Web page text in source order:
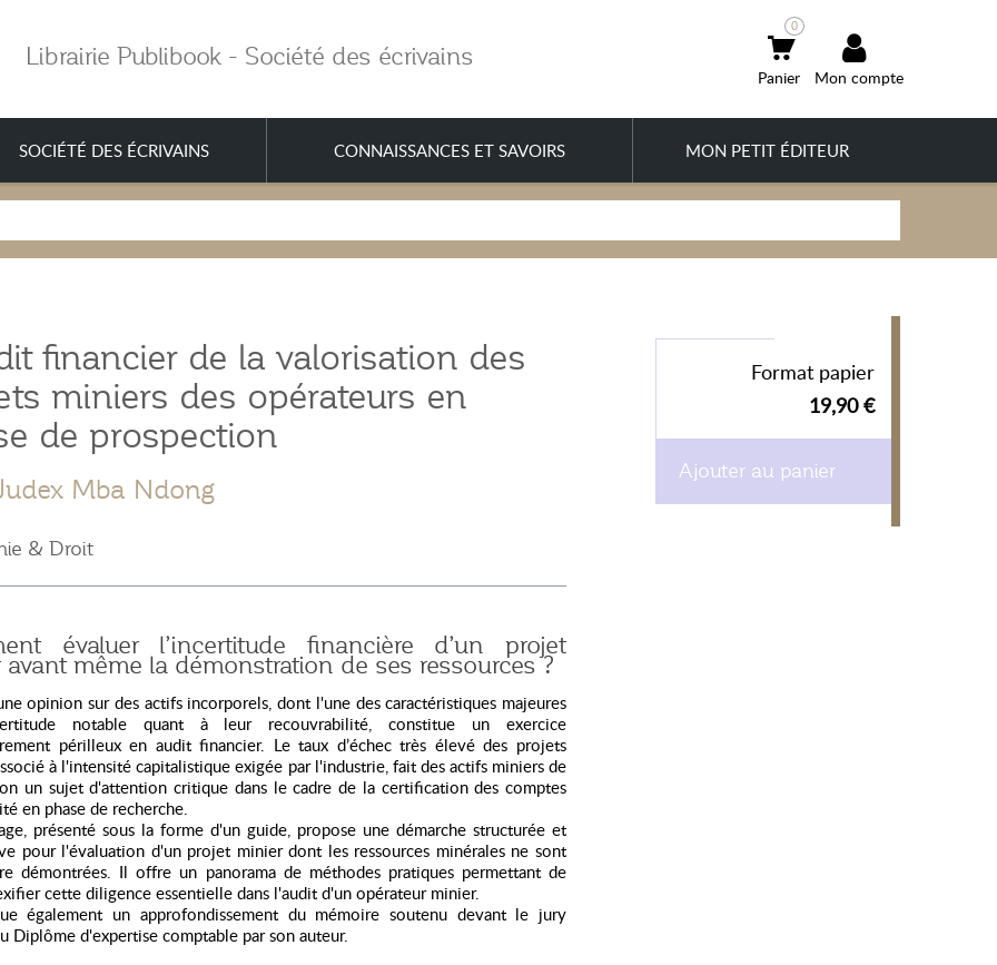
Librairie Publibook - Société des écrivains
Mon compte
0
SOCIÉTÉ DES ÉCRIVAINS CONNAISSANCES ET SAVOIRS MON PETIT ÉDITEUR
financier de la valorisation des
miniers des opérateurs en
de prospection
Mba Ndong
& Droit
évaluer l’incertitude financière d’un projet
même la démonstration de ses ressources ?
opinion sur des actifs incorporels, dont l'une des caractéristiques majeures
notable quant à leur recouvrabilité, constitue un exercice
périlleux en audit financier. Le taux d’échec très élevé des projets
à l'intensité capitalistique exigée par l'industrie, fait des actifs miniers de
un sujet d'attention critique dans le cadre de la certification des comptes
en phase de recherche.
présenté sous la forme d'un guide, propose une démarche structurée et
pour l'évaluation d'un projet minier dont les ressources minérales ne sont
démontrées. Il offre un panorama de méthodes pratiques permettant de
cette diligence essentielle dans l'audit d'un opérateur minier.
également un approfondissement du mémoire soutenu devant le jury
Diplôme d'expertise comptable par son auteur.
Format papier
19,90 €
Ajouter au panier